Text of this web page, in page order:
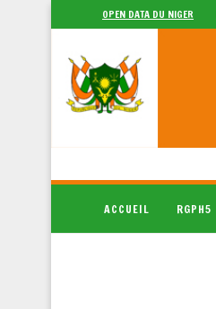
OPEN DATA DU NIGER
ACCUEIL RGPH5